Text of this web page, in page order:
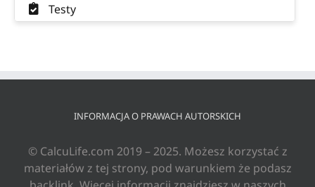
Testy
INFORMACJA O PRAWACH AUTORSKICH
© CalcuLife.com 2019 – 2025. Możesz korzystać z
materiałów z tej strony, pod warunkiem że podasz